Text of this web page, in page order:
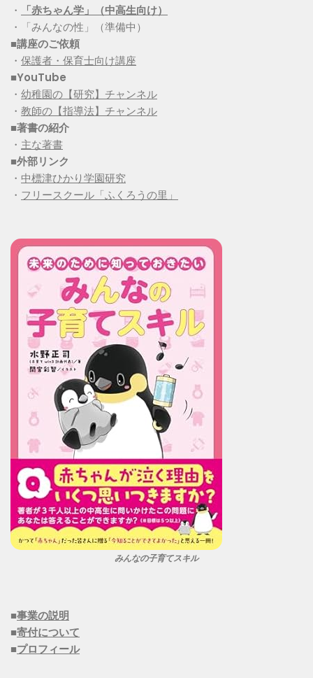
・
「赤ちゃん学」（中高生向け）
・「みんなの性」（準備中）
■講座のご依頼
・ 保護者・保育士向け講座
■YouTube
・ 幼稚園の【研究】チャンネル
・ 教師の【指導法】チャンネル
■著書の紹介
・ 主な著書
■外部リンク
・ 中標津ひかり学園研究
・ フリースクール「ふくろうの里」
みんなの子育てスキル
■事業の説明
■寄付について
■プロフィール